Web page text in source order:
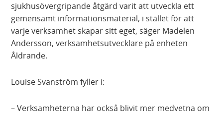
sjukhusövergripande åtgärd varit att utveckla ett
gemensamt informationsmaterial, i stället för att
varje verksamhet skapar sitt eget, säger Madelen
Andersson, verksamhetsutvecklare på enheten
Åldrande.
Louise Svanström fyller i:
– Verksamheterna har också blivit mer medvetna om